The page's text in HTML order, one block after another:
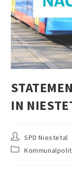
N
SPD Niestetal